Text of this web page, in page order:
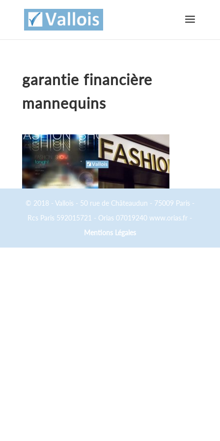
garantie financière
mannequins
© 2018 - Vallois - 50 rue de Châteaudun - 75009 Paris -
Rcs Paris 592015721 - Orias 07019240 www.orias.fr -
Mentions Légales